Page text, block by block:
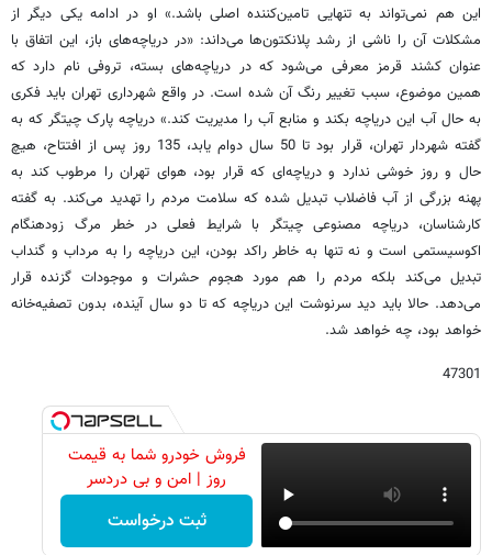
این هم نمی‌تواند به تنهایی تامین‌کننده اصلی باشد.» او در ادامه یکی دیگر از
مشکلات آن را ناشی از رشد پلانکتون‌ها می‌داند: «در دریاچه‌های باز، این اتفاق با
عنوان کشند قرمز معرفی می‌شود که در دریاچه‌های بسته، تروفی نام دارد که
همین موضوع، سبب تغییر رنگ آن شده است. در واقع شهرداری تهران باید فکری
به حال آب این دریاچه بکند و منابع آب را مدیریت کند.» دریاچه پارک چیتگر که به
گفته شهردار تهران، قرار بود تا 50 سال دوام یابد، 135 روز پس از افتتاح، هیچ
حال و روز خوشی ندارد و دریاچه‌ای که قرار بود، هوای تهران را مرطوب کند به
پهنه بزرگی از آب فاضلاب تبدیل شده که سلامت مردم را تهدید می‌کند. به گفته
کارشناسان، دریاچه مصنوعی چیتگر با شرایط فعلی در خطر مرگ زودهنگام
اکوسیستمی است و نه تنها به خاطر راکد بودن، این دریاچه را به مرداب و گنداب
تبدیل می‌کند بلکه مردم را هم مورد هجوم حشرات و موجودات گزنده قرار
می‌دهد. حالا باید دید سرنوشت این دریاچه که تا دو سال آینده، بدون تصفیه‌خانه
خواهد بود، چه خواهد شد.
47301
فروش خودرو شما به قیمت
روز | امن و بی دردسر
ثبت درخواست